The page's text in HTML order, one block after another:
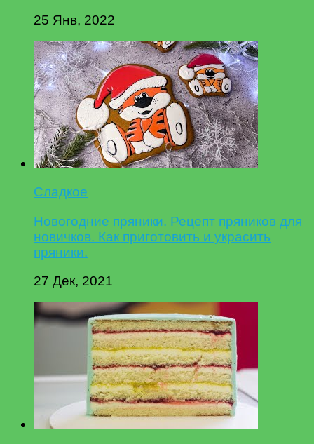
25 Янв, 2022
Сладкое
Новогодние пряники. Рецепт пряников для
новичков. Как приготовить и украсить
пряники.
27 Дек, 2021